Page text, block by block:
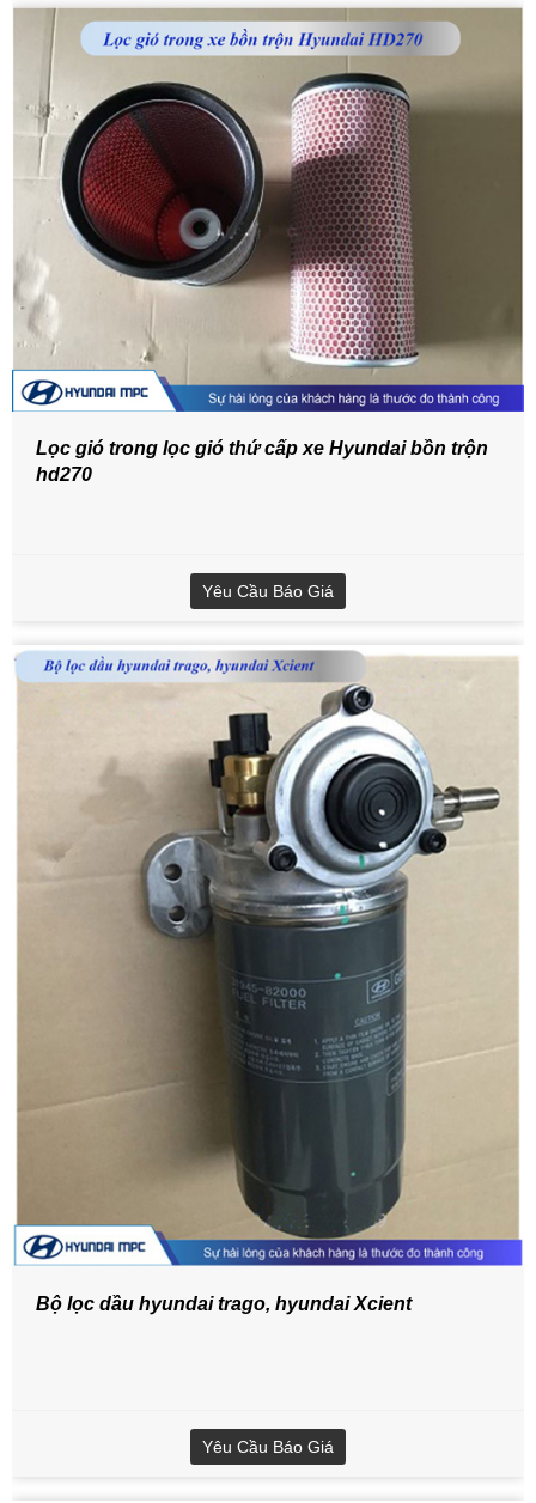
Lọc gió trong lọc gió thứ cấp xe Hyundai bồn trộn
hd270
Yêu Cầu Báo Giá
Bộ lọc dầu hyundai trago, hyundai Xcient
Yêu Cầu Báo Giá